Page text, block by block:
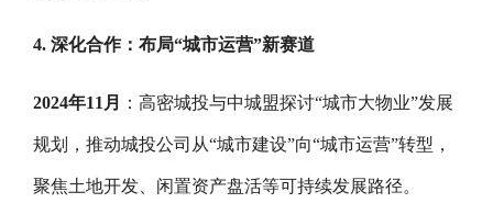
4. 深化合作：布局“城市运营”新赛道
2024年11月 ：高密城投与中城盟探讨“城市大物业”发展
规划，推动城投公司从“城市建设”向“城市运营”转型，
聚焦土地开发、闲置资产盘活等可持续发展路径。